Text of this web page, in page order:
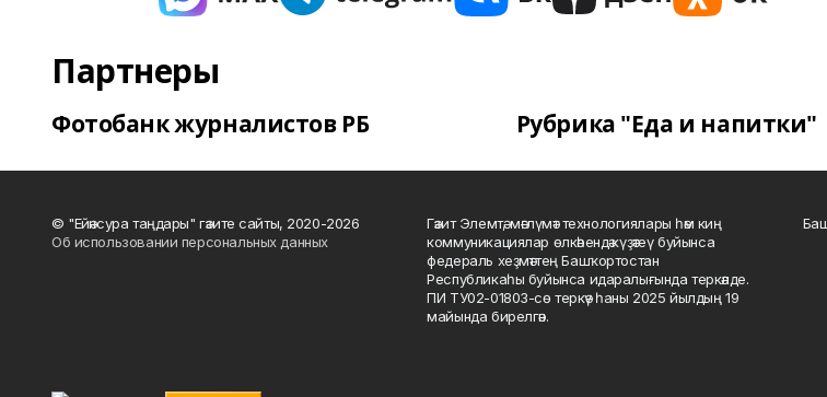
Партнеры
Фотобанк журналистов РБ Рубрика "Еда и напитки"
© "Ейәнсура таңдары" гәзите сайты, 2020-2026
Об использовании персональных данных
Гәзит Элемтә, мәғлүмәт технологиялары һәм киң
коммуникациялар өлкәһендә күҙәтеү буйынса
федераль хеҙмәттең Башҡортостан
Республикаһы буйынса идаралығында теркәлде.
ПИ ТУ02-01803-сө теркәү һаны 2025 йылдың 19
майында бирелгән.